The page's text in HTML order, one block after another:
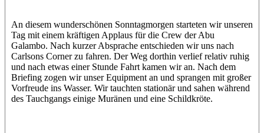
An diesem wunderschönen Sonntagmorgen starteten wir unseren
Tag mit einem kräftigen Applaus für die Crew der Abu
Galambo. Nach kurzer Absprache entschieden wir uns nach
Carlsons Corner zu fahren. Der Weg dorthin verlief relativ ruhig
und nach etwas einer Stunde Fahrt kamen wir an. Nach dem
Briefing zogen wir unser Equipment an und sprangen mit großer
Vorfreude ins Wasser. Wir tauchten stationär und sahen während
des Tauchgangs einige Muränen und eine Schildkröte.